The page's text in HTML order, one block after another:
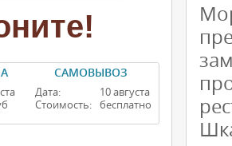
САМОВЫВОЗ
Дата:
Стоимость:
10 августа
бесплатно